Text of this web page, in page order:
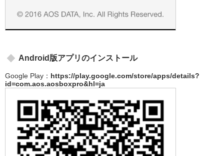
Android版アプリのインストール
Google Play： https://play.google.com/store/apps/details?
id=com.aos.aosboxpro&hl=ja